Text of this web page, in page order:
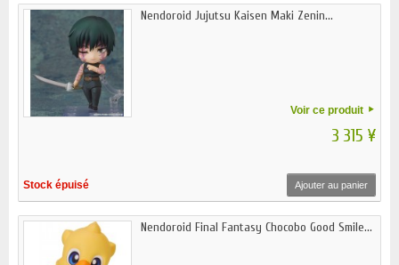
Nendoroid Jujutsu Kaisen Maki Zenin...
Voir ce produit
3 315 ¥
Stock épuisé Ajouter au panier
Nendoroid Final Fantasy Chocobo Good Smile...